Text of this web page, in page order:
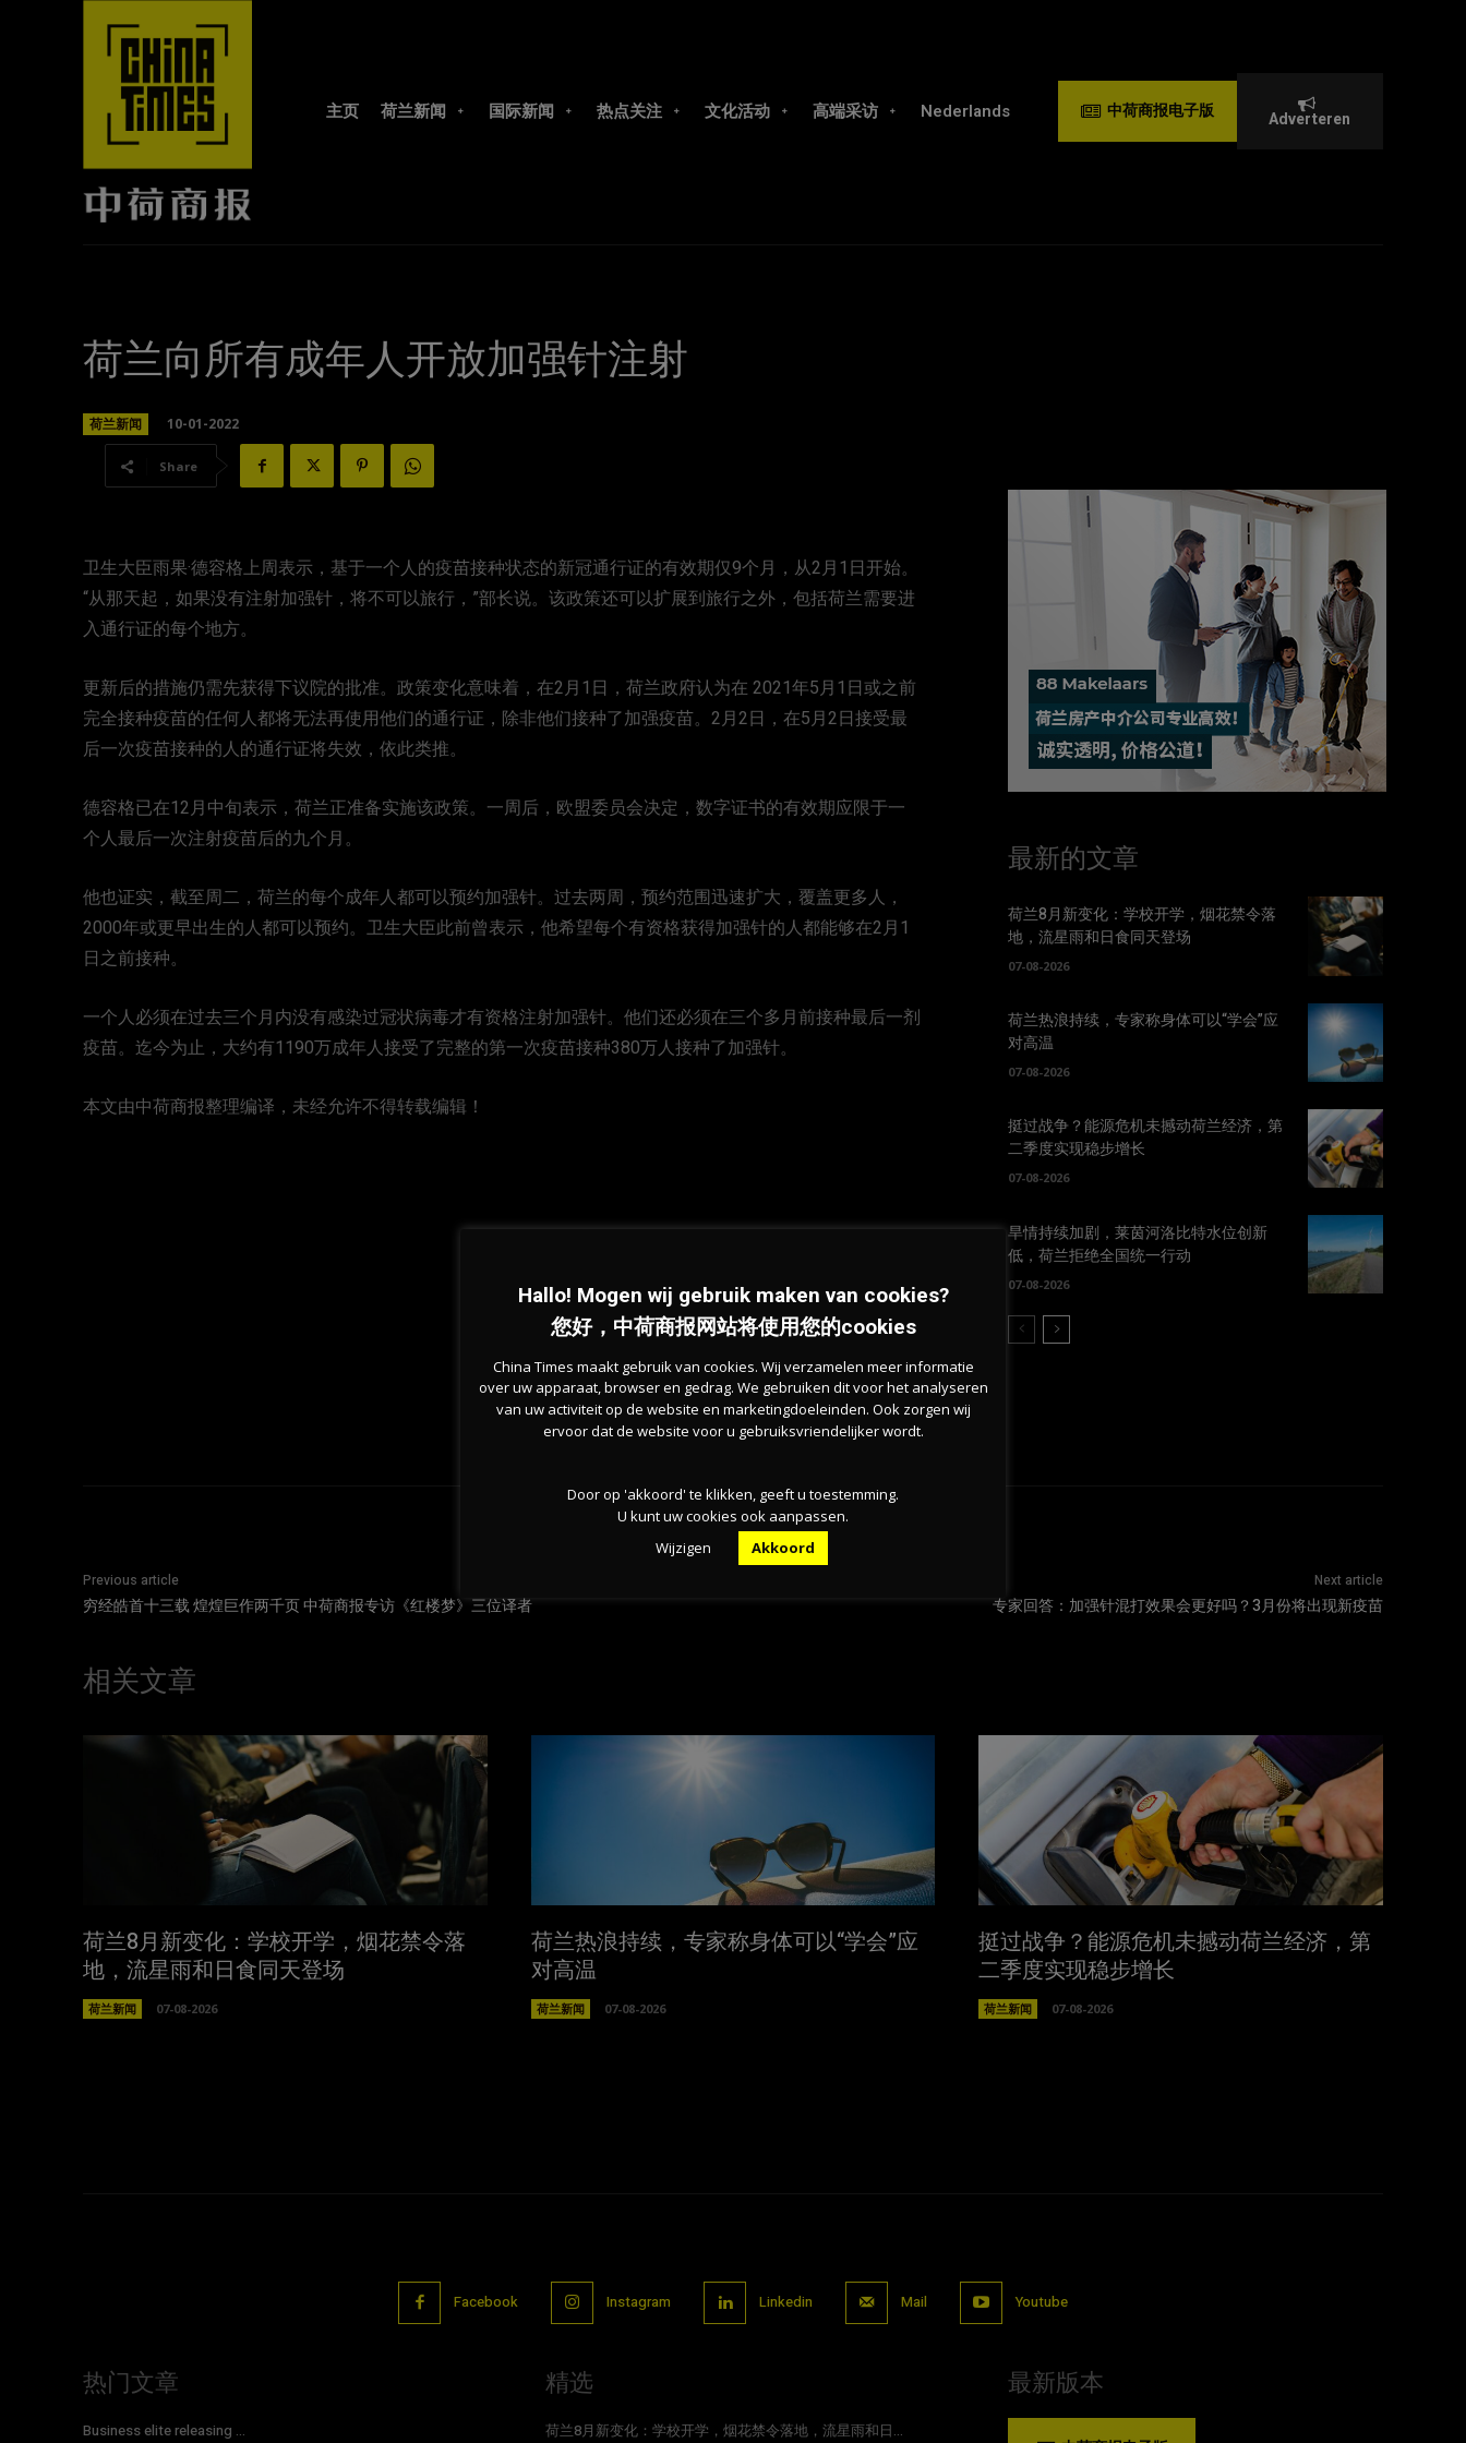
主页 荷兰新闻 国际新闻 热点关注 文化活动 高端采访 Nederlands 中荷商报电子版 Adverteren
荷兰向所有成年人开放加强针注射
荷兰新闻 10-01-2022
Share
卫生大臣雨果·德容格上周表示，基于一个人的疫苗接种状态的新冠通行证的有效期仅9个月，从2月1日开始。
“从那天起，如果没有注射加强针，将不可以旅行，”部长说。该政策还可以扩展到旅行之外，包括荷兰需要进
入通行证的每个地方。
更新后的措施仍需先获得下议院的批准。政策变化意味着，在2月1日，荷兰政府认为在 2021年5月1日或之前
完全接种疫苗的任何人都将无法再使用他们的通行证，除非他们接种了加强疫苗。2月2日，在5月2日接受最
后一次疫苗接种的人的通行证将失效，依此类推。
德容格已在12月中旬表示，荷兰正准备实施该政策。一周后，欧盟委员会决定，数字证书的有效期应限于一
个人最后一次注射疫苗后的九个月。
他也证实，截至周二，荷兰的每个成年人都可以预约加强针。过去两周，预约范围迅速扩大，覆盖更多人，
2000年或更早出生的人都可以预约。卫生大臣此前曾表示，他希望每个有资格获得加强针的人都能够在2月1
日之前接种。
一个人必须在过去三个月内没有感染过冠状病毒才有资格注射加强针。他们还必须在三个多月前接种最后一剂
疫苗。迄今为止，大约有1190万成年人接受了完整的第一次疫苗接种380万人接种了加强针。
本文由中荷商报整理编译，未经允许不得转载编辑！
最新的文章
荷兰8月新变化：学校开学，烟花禁令落
地，流星雨和日食同天登场
07-08-2026
荷兰热浪持续，专家称身体可以“学会”应
对高温
07-08-2026
挺过战争？能源危机未撼动荷兰经济，第
二季度实现稳步增长
07-08-2026
旱情持续加剧，莱茵河洛比特水位创新
低，荷兰拒绝全国统一行动
07-08-2026
Previous article
穷经皓首十三载 煌煌巨作两千页 中荷商报专访《红楼梦》三位译者
Next article
专家回答：加强针混打效果会更好吗？3月份将出现新疫苗
相关文章
荷兰8月新变化：学校开学，烟花禁令落
地，流星雨和日食同天登场
荷兰新闻 07-08-2026
荷兰热浪持续，专家称身体可以“学会”应
对高温
荷兰新闻 07-08-2026
挺过战争？能源危机未撼动荷兰经济，第
二季度实现稳步增长
荷兰新闻 07-08-2026
Facebook Instagram Linkedin Mail Youtube
热门文章
Business elite releasing ...
精选
荷兰8月新变化：学校开学，烟花禁令落地，流星雨和日...
最新版本
Hallo! Mogen wij gebruik maken van cookies?
您好，中荷商报网站将使用您的cookies
China Times maakt gebruik van cookies. Wij verzamelen meer informatie
over uw apparaat, browser en gedrag. We gebruiken dit voor het analyseren
van uw activiteit op de website en marketingdoeleinden. Ook zorgen wij
ervoor dat de website voor u gebruiksvriendelijker wordt.
Door op 'akkoord' te klikken, geeft u toestemming.
U kunt uw cookies ook aanpassen.
Wijzigen
Akkoord